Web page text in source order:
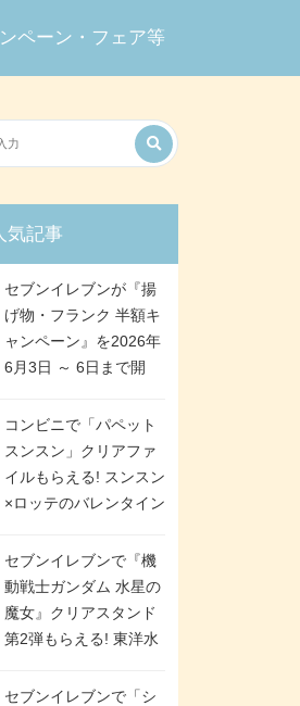
ペーン・フェア等
気記事
セブンイレブンが『揚
げ物・フランク 半額キ
ャンペーン』を2026年
6月3日 ～ 6日まで開
などが「揚げ物スーパ
ーセール」でお得に! 各
日16:00 ～ 20:00の4時
間限定で実施。ななチ
メリカンドッグが税抜
き69円!
コンビニで「パペット
スンスン」クリアファ
イルもらえる! スンスン
×ロッテのバレンタイン
スタート。セブン、フ
ァミマ、ローソンの3社
で異なるデザイン＆対
象商品
セブンイレブンで『機
動戦士ガンダム 水星の
魔女』クリアスタンド
第2弾もらえる! 東洋水
ペーンが2026年5月26
セブンイレブンで「シ